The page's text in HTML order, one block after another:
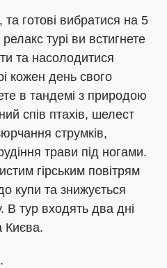
готові вибратися на 5
турі ви встигнете
та насолодитися
кожен день свого
в тандемі з природою
спів птахів, шелест
струмків,
трави під ногами.
гірським повітрям
купи та знижується
В тур входять два дні
Києва.